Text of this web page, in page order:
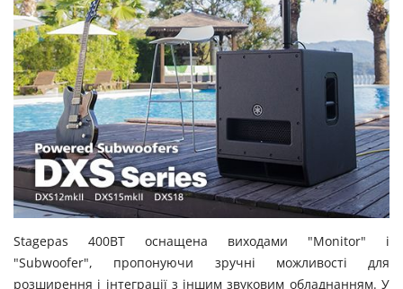
Stagepas 400BT оснащена виходами "Monitor" і
"Subwoofer", пропонуючи зручні можливості для
розширення і інтеграції з іншим звуковим обладнанням. У